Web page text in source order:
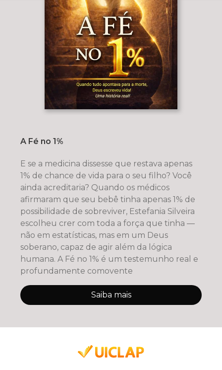
A Fé no 1%
E se a medicina dissesse que restava apenas
1% de chance de vida para o seu filho? Você
ainda acreditaria? Quando os médicos
afirmaram que seu bebê tinha apenas 1% de
possibilidade de sobreviver, Estefania Silveira
escolheu crer com toda a força que tinha —
não em estatísticas, mas em um Deus
soberano, capaz de agir além da lógica
humana. A Fé no 1% é um testemunho real e
profundamente comovente
Saiba mais